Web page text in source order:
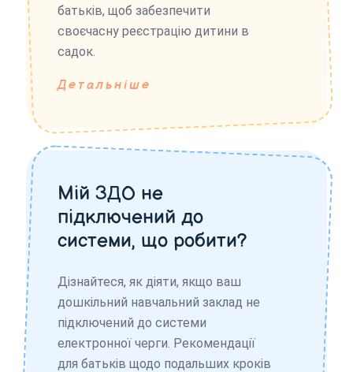
батьків, щоб забезпечити
своєчасну реєстрацію дитини в
садок.
Детальніше
Мій ЗДО не
підключений до
системи, що робити?
Дізнайтеся, як діяти, якщо ваш
дошкільний навчальний заклад не
підключений до системи
електронної черги. Рекомендації
для батьків щодо подальших кроків